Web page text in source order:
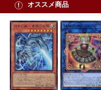
オススメ商品